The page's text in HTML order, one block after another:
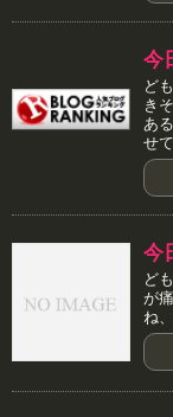
今
ど
き
あ
せ
今
ど
が
ね